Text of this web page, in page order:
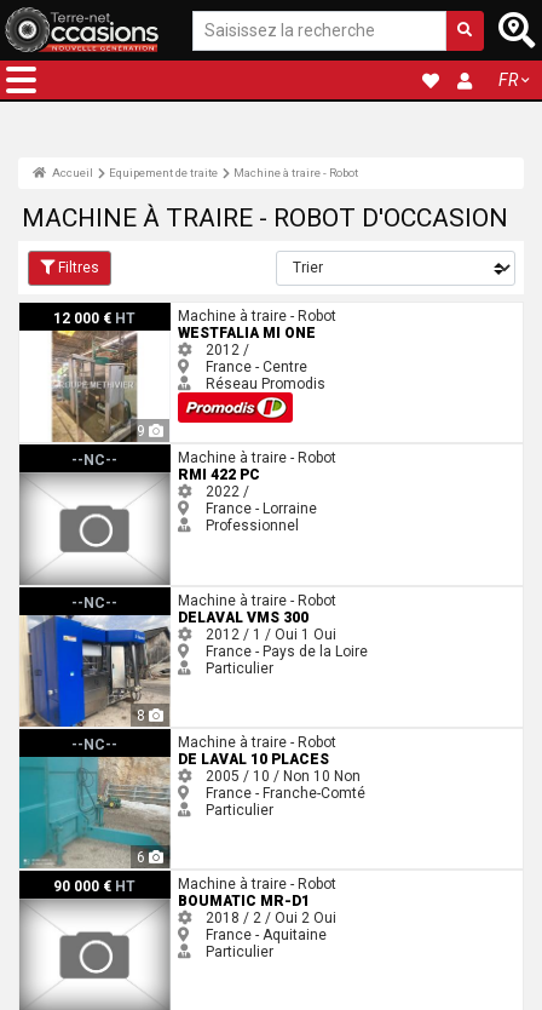
FR
Accueil Equipement de traite Machine à traire - Robot
MACHINE À TRAIRE - ROBOT D'OCCASION
Filtres
12 000 € HT
9
Westfalia MI One
Machine à traire - Robot
WESTFALIA MI ONE
2012 /
France - Centre
Réseau Promodis
--NC--
RMI 422 PC
Machine à traire - Robot
RMI 422 PC
2022 /
France - Lorraine
Professionnel
--NC--
8
Delaval VMS 300
Machine à traire - Robot
DELAVAL VMS 300
2012 / 1 / Oui 1 Oui
France - Pays de la Loire
Particulier
--NC--
6
De Laval 10 places
Machine à traire - Robot
DE LAVAL 10 PLACES
2005 / 10 / Non 10 Non
France - Franche-Comté
Particulier
90 000 € HT
Boumatic Mr-D1
Machine à traire - Robot
BOUMATIC MR-D1
2018 / 2 / Oui 2 Oui
France - Aquitaine
Particulier